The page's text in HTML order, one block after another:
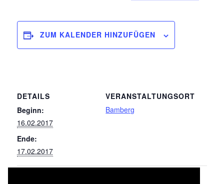
ZUM KALENDER HINZUFÜGEN
DETAILS
Beginn:
16.02.2017
Ende:
17.02.2017
VERANSTALTUNGSORT
Bamberg